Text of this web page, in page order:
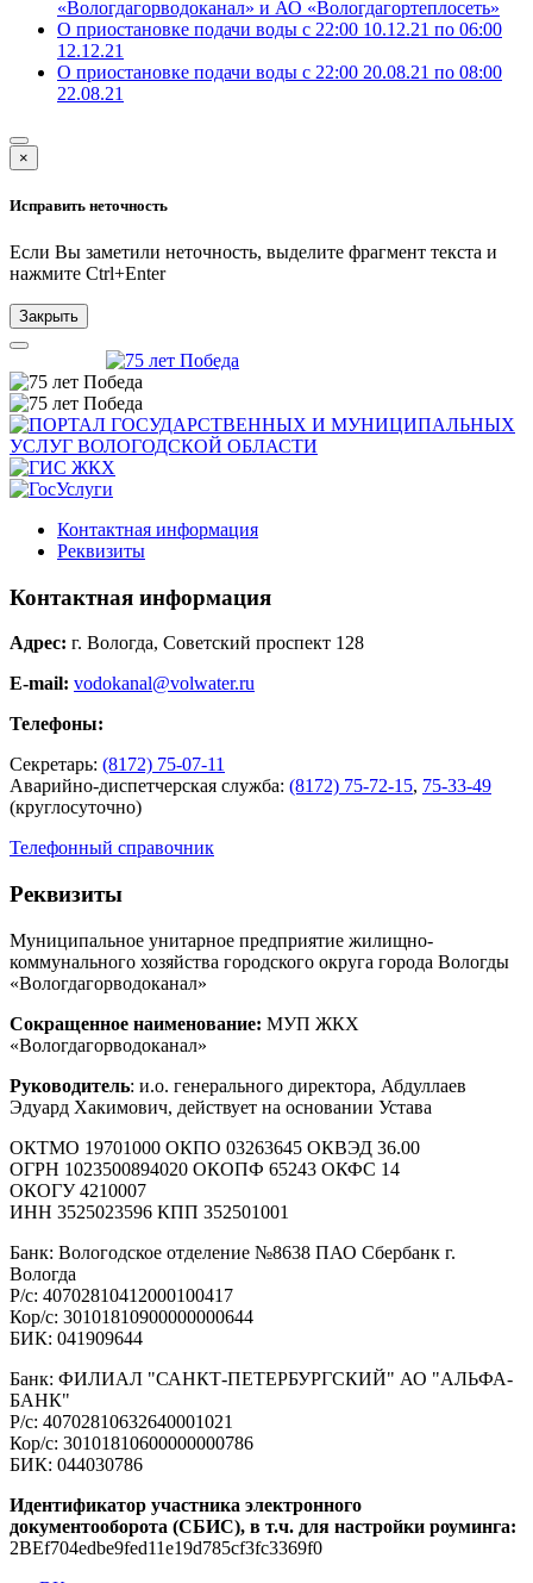
«Вологдагорводоканал» и АО «Вологдагортеплосеть»
О приостановке подачи воды с 22:00 10.12.21 по 06:00
12.12.21
О приостановке подачи воды с 22:00 20.08.21 по 08:00
22.08.21
×
Исправить неточность
Если Вы заметили неточность, выделите фрагмент текста и
нажмите Ctrl+Enter
Закрыть
Контактная информация
Реквизиты
Контактная информация
Адрес: г. Вологда, Советский проспект 128
E-mail: vodokanal@volwater.ru
Телефоны:
Секретарь: (8172) 75-07-11
Аварийно-диспетчерская служба: (8172) 75-72-15, 75-33-49
(круглосуточно)
Телефонный справочник
Реквизиты
Муниципальное унитарное предприятие жилищно-
коммунального хозяйства городского округа города Вологды
«Вологдагорводоканал»
Сокращенное наименование: МУП ЖКХ
«Вологдагорводоканал»
Руководитель: и.о. генерального директора, Абдуллаев
Эдуард Хакимович, действует на основании Устава
ОКТМО 19701000 ОКПО 03263645 ОКВЭД 36.00
ОГРН 1023500894020 ОКОПФ 65243 ОКФС 14
ОКОГУ 4210007
ИНН 3525023596 КПП 352501001
Банк: Вологодское отделение №8638 ПАО Сбербанк г.
Вологда
Р/с: 40702810412000100417
Кор/с: 30101810900000000644
БИК: 041909644
Банк: ФИЛИАЛ "САНКТ-ПЕТЕРБУРГСКИЙ" АО "АЛЬФА-
БАНК"
Р/с: 40702810632640001021
Кор/с: 30101810600000000786
БИК: 044030786
Идентификатор участника электронного
документооборота (СБИС), в т.ч. для настройки роуминга:
2BEf704edbe9fed11e19d785cf3fc3369f0